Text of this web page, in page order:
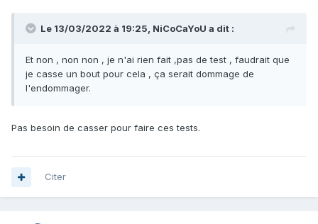
Le 13/03/2022 à 19:25, NiCoCaYoU a dit :
Et non , non non , je n'ai rien fait ,pas de test , faudrait que
je casse un bout pour cela , ça serait dommage de
l'endommager.
Pas besoin de casser pour faire ces tests.
Citer